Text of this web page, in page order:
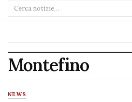
Cerca
nel
Montefino
NEWS